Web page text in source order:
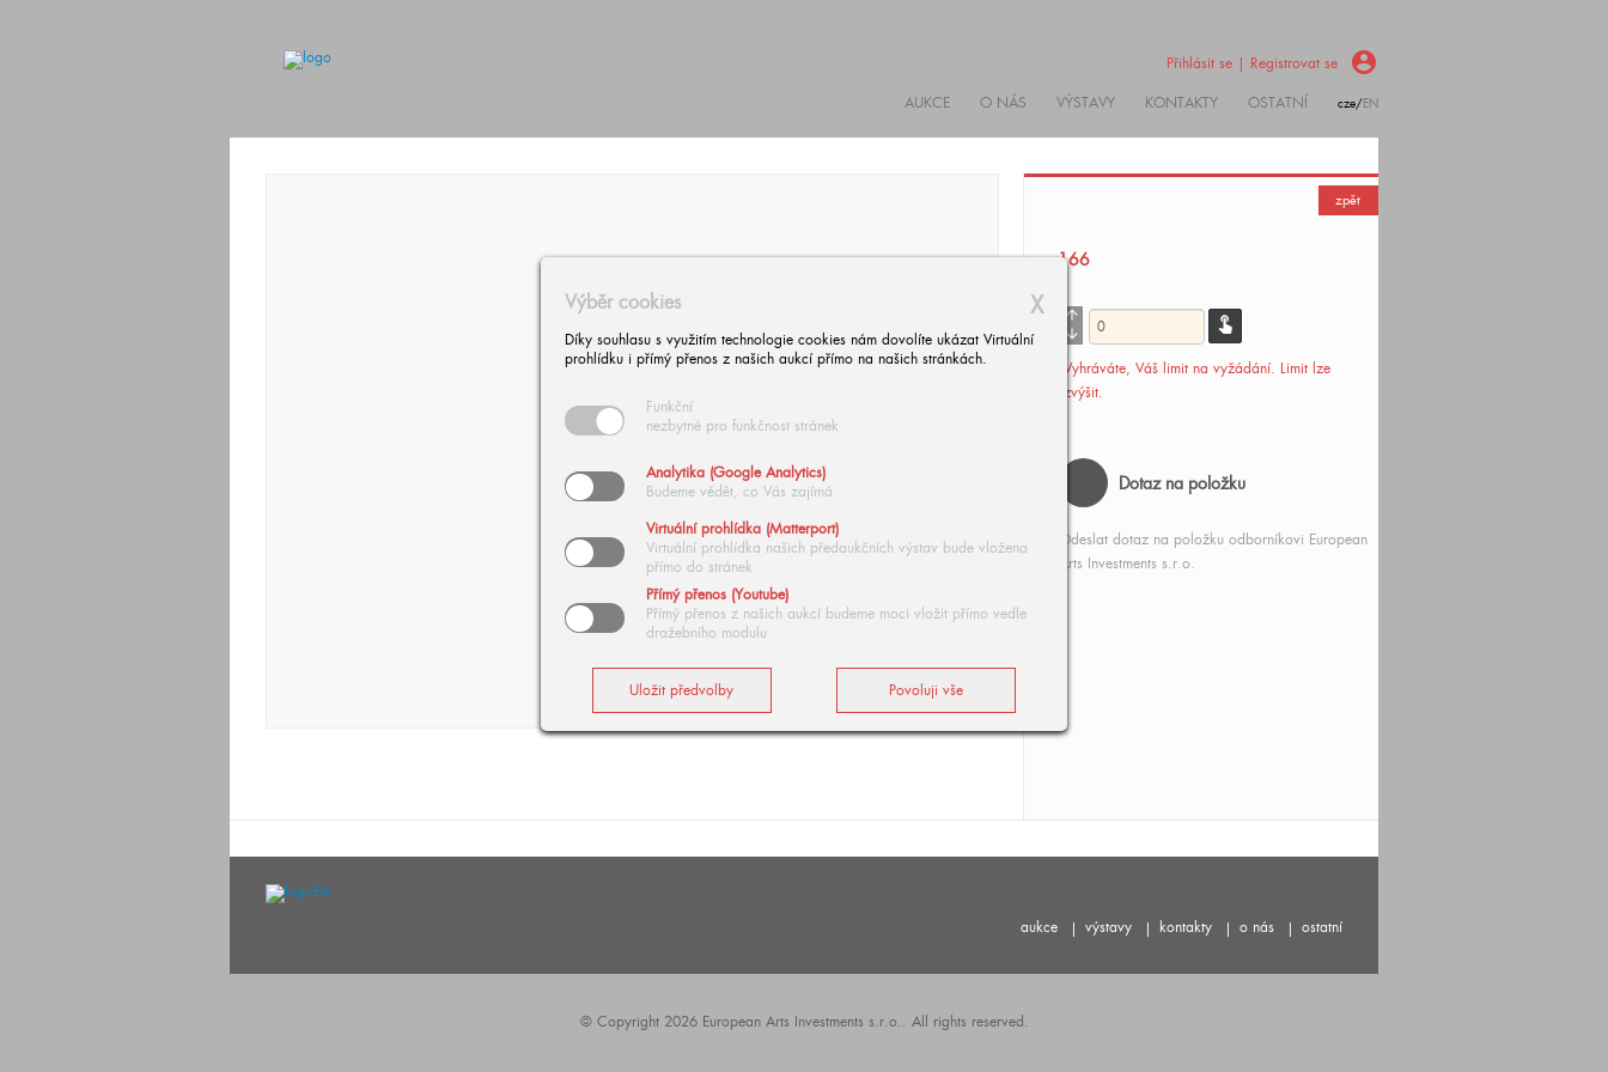
Přihlásit se | Registrovat se account_circle
AUKCE O NÁS VÝSTAVY KONTAKTY OSTATNÍ cze/EN
X
Výběr cookies
Díky souhlasu s využitím technologie cookies nám dovolíte ukázat Virtuální
prohlídku i přímý přenos z našich aukcí přímo na našich stránkách.
Funkční
nezbytné pro funkčnost stránek
Analytika (Google Analytics)
Budeme vědět, co Vás zajímá
Virtuální prohlídka (Matterport)
Virtuální prohlídka našich předaukčních výstav bude vložena
přímo do stránek
Přímý přenos (Youtube)
Přímý přenos z našich aukcí budeme moci vložit přímo vedle
dražebního modulu
zpět
166
arrow_upward
arrow_downward
touch_app
Vyhráváte, Váš limit na vyžádání. Limit lze
zvýšit.
Dotaz na položku
Odeslat dotaz na položku odborníkovi European
Arts Investments s.r.o.
aukce výstavy kontakty o nás ostatní
© Copyright 2026 European Arts Investments s.r.o.. All rights reserved.